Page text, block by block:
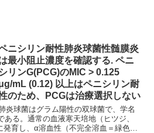
ニシリン耐性肺炎球菌性髄膜炎
最小阻止濃度を確認する. ペニ
リンG(PCG)のMIC > 0.125
mL (0.12) 以上はペニシリン耐
のため、PCGは治療選択しない
る。通常の血液寒天培地（ヒツジ、
育し、α溶血性（不完全溶血＝緑色調